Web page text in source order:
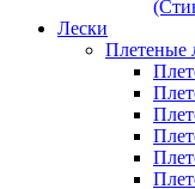
Лески
Плетеные